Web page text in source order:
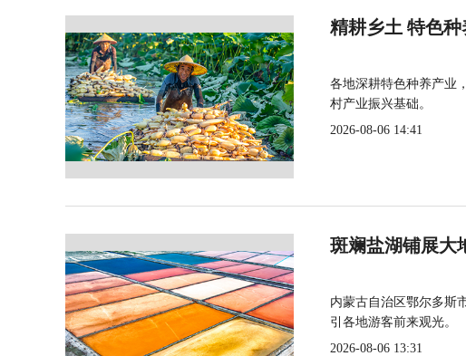
精耕乡土 特色
各地深耕特色种养产业
村产业振兴基础。
2026-08-06 14:41
斑斓盐湖铺展大
内蒙古自治区鄂尔多斯
引各地游客前来观光。
2026-08-06 13:31